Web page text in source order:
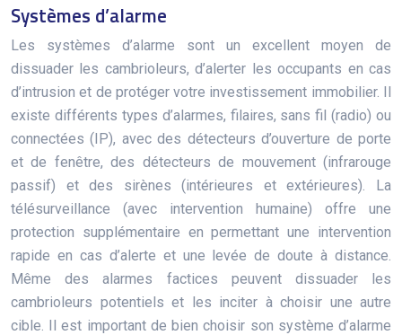
Systèmes d’alarme
Les systèmes d’alarme sont un excellent moyen de
dissuader les cambrioleurs, d’alerter les occupants en cas
d’intrusion et de protéger votre investissement immobilier. Il
existe différents types d’alarmes, filaires, sans fil (radio) ou
connectées (IP), avec des détecteurs d’ouverture de porte
et de fenêtre, des détecteurs de mouvement (infrarouge
passif) et des sirènes (intérieures et extérieures). La
télésurveillance (avec intervention humaine) offre une
protection supplémentaire en permettant une intervention
rapide en cas d’alerte et une levée de doute à distance.
Même des alarmes factices peuvent dissuader les
cambrioleurs potentiels et les inciter à choisir une autre
cible. Il est important de bien choisir son système d’alarme